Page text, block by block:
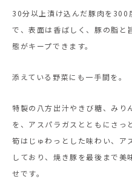
30分以上漬け込んだ豚肉を300
で、表面は香ばしく、豚の脂と
態がキープできます。
添えている野菜にも一手間を。
特製の八方出汁やきび糖、みり
を、アスパラガスとともにさっ
筍はじゅわっとした味わい、ア
しており、焼き豚を最後まで美
せです。